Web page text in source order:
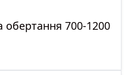
700-1200